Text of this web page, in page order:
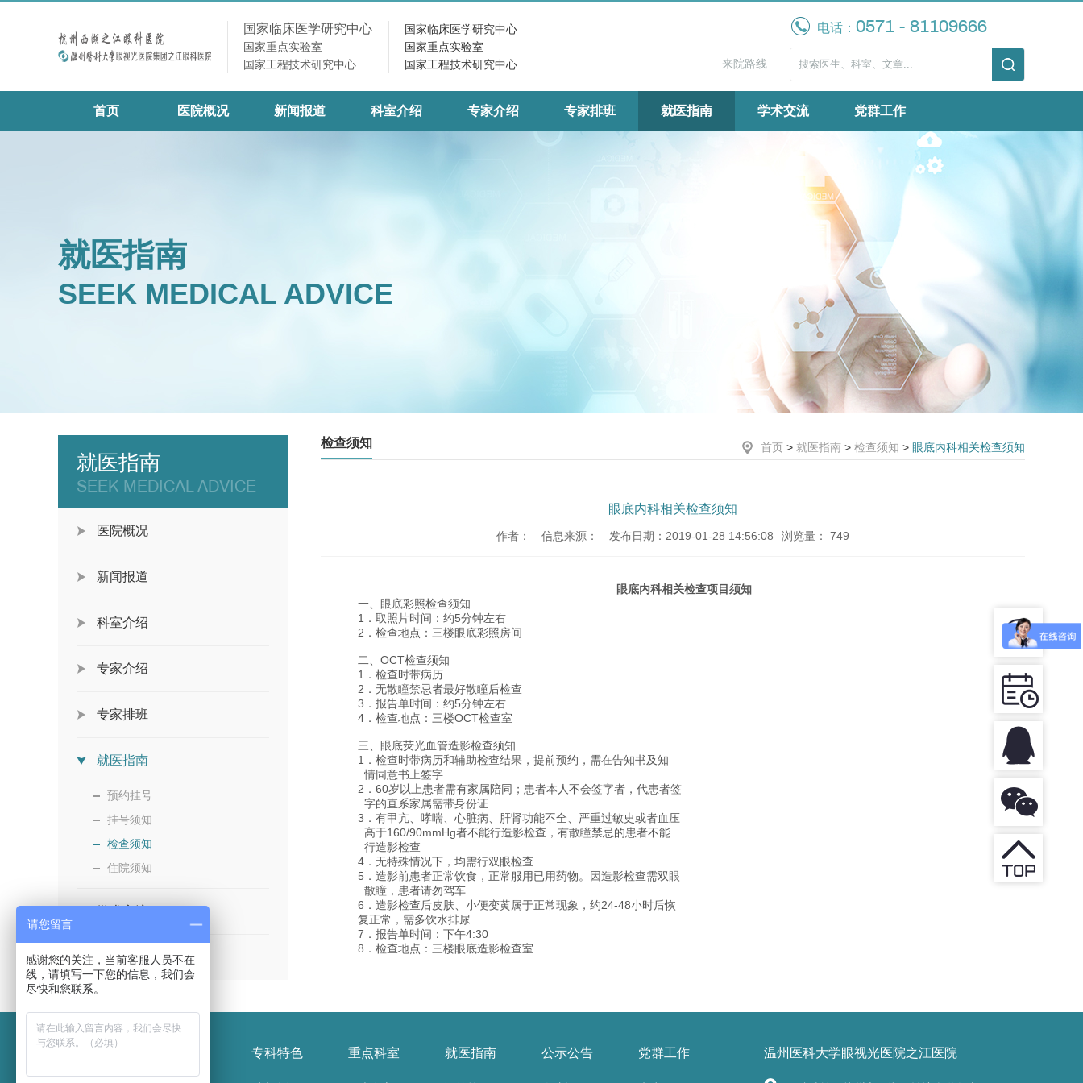
国家临床医学研究中心
国家重点实验室
国家工程技术研究中心
国家临床医学研究中心
国家重点实验室
国家工程技术研究中心
电话： 0571 - 81109666
来院路线
首页 医院概况 新闻报道 科室介绍 专家介绍 专家排班 就医指南 学术交流 党群工作
就医指南
SEEK MEDICAL ADVICE
就医指南
SEEK MEDICAL ADVICE
医院概况
新闻报道
科室介绍
专家介绍
专家排班
就医指南
预约挂号
挂号须知
检查须知
住院须知
党群工作
检查须知 首页 > 就医指南 > 检查须知 > 眼底内科相关检查须知
眼底内科相关检查须知
作者： 信息来源： 发布日期：2019-01-28 14:56:08 浏览量：749
眼底内科相关检查项目须知
一、眼底彩照检查须知
1．取照片时间：约5分钟左右
2．检查地点：三楼眼底彩照房间
二、OCT检查须知
1．检查时带病历
2．无散瞳禁忌者最好散瞳后检查
3．报告单时间：约5分钟左右
4．检查地点：三楼OCT检查室
三、眼底荧光血管造影检查须知
1．检查时带病历和辅助检查结果，提前预约，需在告知书及知
情同意书上签字
2．60岁以上患者需有家属陪同；患者本人不会签字者，代患者签
字的直系家属需带身份证
3．有甲亢、哮喘、心脏病、肝肾功能不全、严重过敏史或者血压
高于160/90mmHg者不能行造影检查，有散瞳禁忌的患者不能
行造影检查
4．无特殊情况下，均需行双眼检查
5．造影前患者正常饮食，正常服用已用药物。因造影检查需双眼
散瞳，患者请勿驾车
6．造影检查后皮肤、小便变黄属于正常现象，约24-48小时后恢
复正常，需多饮水排尿
7．报告单时间：下午4:30
8．检查地点：三楼眼底造影检查室
专科特色 重点科室 就医指南 公示公告 党群工作 温州医科大学眼视光医院之江医院
请您留言
感谢您的关注，当前客服人员不在
线，请填写一下您的信息，我们会
尽快和您联系。